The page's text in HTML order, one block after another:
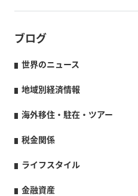
ブログ
世界のニュース
地域別経済情報
海外移住・駐在・ツアー
税金関係
ライフスタイル
金融資産